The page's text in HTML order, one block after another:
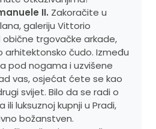
II. Zakoračite u
galeriju Vittorio
obične trgovačke arkade,
arhitektonsko čudo. Između
pod nogama i uzvišene
vas, osjećat ćete se kao
svijet. Bilo da se radi o
luksuznoj kupnji u Pradi,
božanstven.